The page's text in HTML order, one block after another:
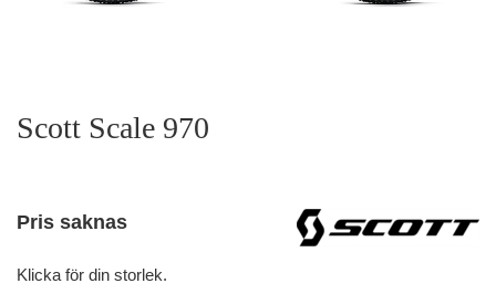
Scott Scale 970
Pris saknas
Klicka för din storlek.